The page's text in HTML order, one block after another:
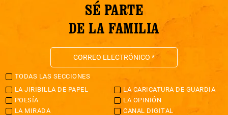
SÉ PARTE
DE LA FAMILIA
TODAS LAS SECCIONES
LA JIRIBILLA DE PAPEL
LA CARICATURA DE GUARDIA
POESÍA
LA OPINIÓN
LA MIRADA
CANAL DIGITAL